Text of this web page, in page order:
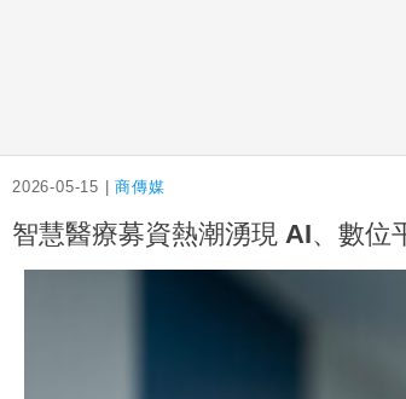
2026-05-15 |商傳媒
智慧醫療募資熱潮湧現 AI、數位